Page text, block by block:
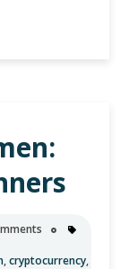
,cryptocurrency,